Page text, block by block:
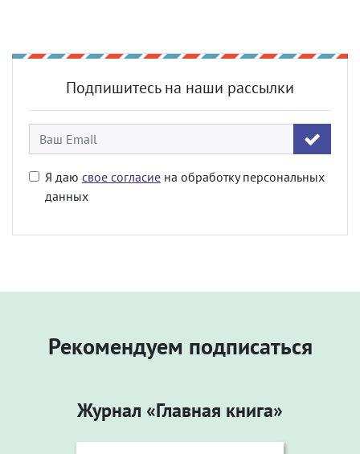
Подпишитесь на наши рассылки
Я даю свое согласие на обработку персональных
данных
Рекомендуем подписаться
Журнал «Главная книга»